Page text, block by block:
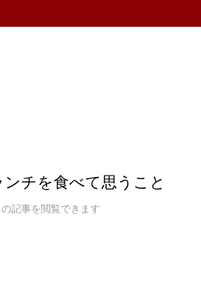
チを食べて思うこと
記事を閲覧できます